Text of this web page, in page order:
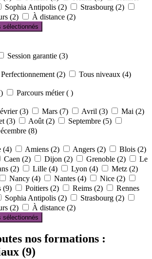
Sophia Antipolis (2)
Strasbourg (2)
(2) À distance (2)
sélectionnés
Session garantie (3)
Perfectionnement (2)
Tous niveaux (4)
Parcours métier ( )
(3) Mars (7) Avril (3)
Mai (2)
(3) Août (2)
Septembre (5)
(8)
(4)
Amiens (2) Angers (2)
Blois (2)
Caen (2) Dijon (2) Grenoble (2)
Le
(2) Lille (4) Lyon (4)
Metz (2)
Nancy (4) Nantes (4)
Nice (2)
(9) Poitiers (2) Reims (2)
Rennes
Sophia Antipolis (2)
Strasbourg (2)
(2) À distance (2)
sélectionnés
nos formations :
(9)